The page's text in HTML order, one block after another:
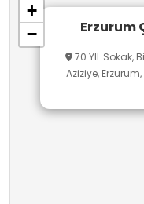
Erzurum
70.YIL Sokak,
Aziziye,
+
−